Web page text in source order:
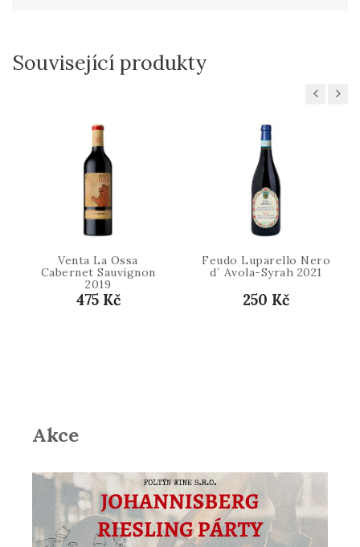
Související produkty
Previous
Venta La Ossa
Cabernet Sauvignon
2019
475 Kč
Feudo Luparello Nero
d´ Avola-Syrah 2021
250 Kč
Next
Akce